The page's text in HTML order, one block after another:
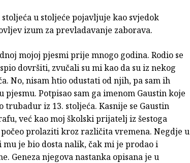
u stoljeće pojavljuje kao svjedok
izum za prevladavanje zaborava.
mojoj pjesmi prije mnogo godina. Rodio se
dovršiti, zvučali su mi kao da su iz nekog
No, nisam htio odustati od njih, pa sam ih
Potpisao sam ga imenom Gaustin koje
trubadur iz 13. stoljeća. Kasnije se Gaustin
već kao moj školski prijatelj iz šestoga
prolaziti kroz različita vremena. Negdje u
je bio dosta nalik, čak mi je prodao i
Geneza njegova nastanka opisana je u